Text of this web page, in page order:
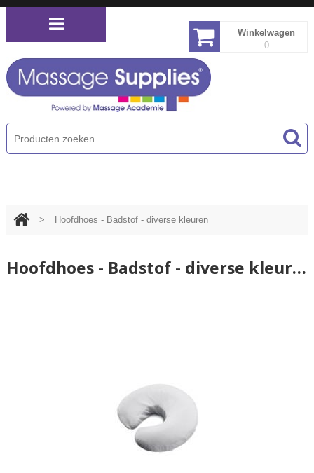
Winkelwagen
0
> Hoofdhoes - Badstof - diverse kleuren
Hoofdhoes - Badstof - diverse kleuren